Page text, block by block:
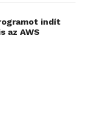
indít
az AWS